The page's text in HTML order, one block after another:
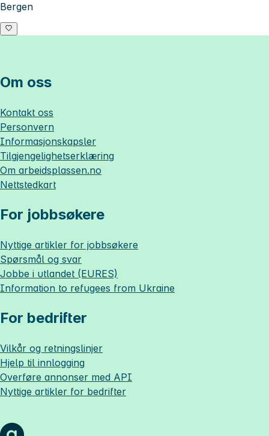
Bergen
Om oss
Kontakt oss
Personvern
Informasjonskapsler
Tilgjengelighetserklæring
Om arbeidsplassen.no
Nettstedkart
For jobbsøkere
Nyttige artikler for jobbsøkere
Spørsmål og svar
Jobbe i utlandet (EURES)
Information to refugees from Ukraine
For bedrifter
Vilkår og retningslinjer
Hjelp til innlogging
Overføre annonser med API
Nyttige artikler for bedrifter